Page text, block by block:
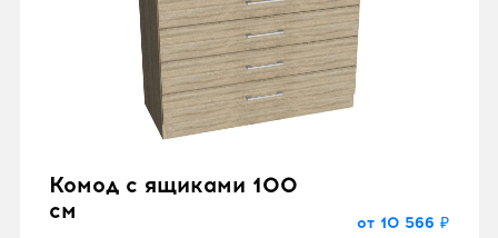
Комод с ящиками 100
см
от 10 566 ₽